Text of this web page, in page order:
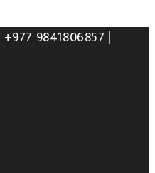
+977 9841806857 |